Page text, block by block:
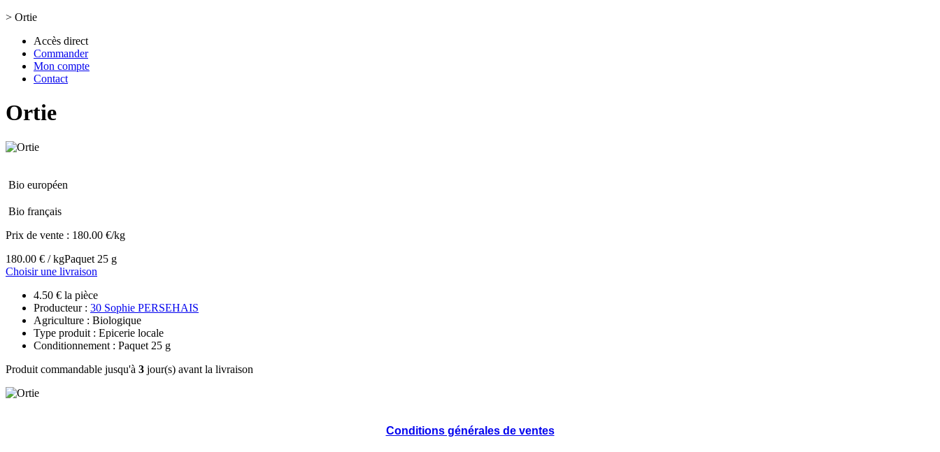
> Ortie
Accès direct
Commander
Mon compte
Contact
Ortie
Bio européen
Bio français
Prix de vente : 180.00 €/kg
180.00 € / kgPaquet 25 g
Choisir une livraison
4.50 € la pièce
Producteur : 30 Sophie PERSEHAIS
Agriculture : Biologique
Type produit : Epicerie locale
Conditionnement : Paquet 25 g
Produit commandable jusqu'à 3 jour(s) avant la livraison
Conditions générales de ventes